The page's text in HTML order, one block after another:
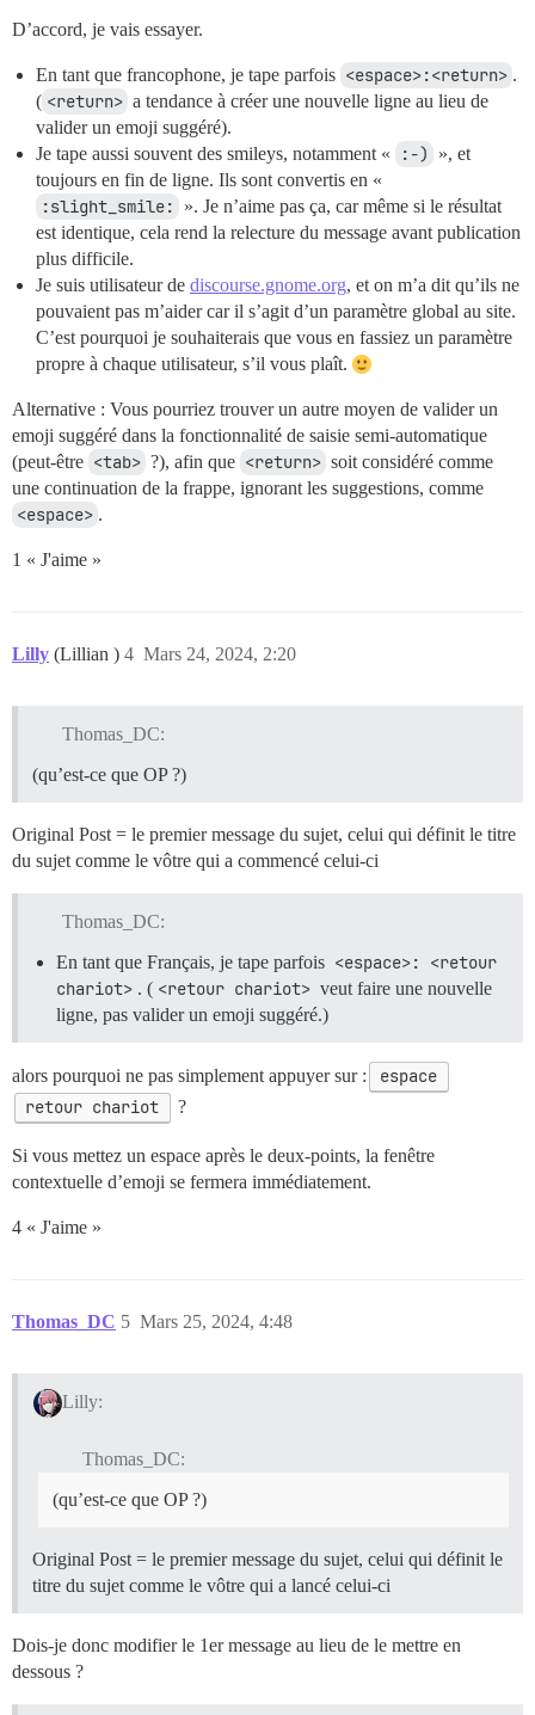
D’accord, je vais essayer.
En tant que francophone, je tape parfois <espace>:<return> .
( <return> a tendance à créer une nouvelle ligne au lieu de
valider un emoji suggéré).
Je tape aussi souvent des smileys, notamment «
:-)
», et
toujours en fin de ligne. Ils sont convertis en «
:slight_smile:
». Je n’aime pas ça, car même si le résultat
est identique, cela rend la relecture du message avant publication
plus difficile.
Je suis utilisateur de discourse.gnome.org, et on m’a dit qu’ils ne
pouvaient pas m’aider car il s’agit d’un paramètre global au site.
C’est pourquoi je souhaiterais que vous en fassiez un paramètre
propre à chaque utilisateur, s’il vous plaît.
Alternative : Vous pourriez trouver un autre moyen de valider un
emoji suggéré dans la fonctionnalité de saisie semi-automatique
(peut-être <tab> ?), afin que <return> soit considéré comme
une continuation de la frappe, ignorant les suggestions, comme
<espace> .
1 « J'aime »
Lilly (Lillian ) Mars 24, 2024, 2:20
4
Thomas_DC:
(qu’est-ce que OP ?)
Original Post = le premier message du sujet, celui qui définit le titre
du sujet comme le vôtre qui a commencé celui-ci
Thomas_DC:
En tant que Français, je tape parfois <espace>: <retour
chariot> . ( <retour chariot> veut faire une nouvelle
ligne, pas valider un emoji suggéré.)
alors pourquoi ne pas simplement appuyer sur :
espace
retour chariot
?
Si vous mettez un espace après le deux-points, la fenêtre
contextuelle d’emoji se fermera immédiatement.
4 « J'aime »
Thomas_DC Mars 25, 2024, 4:48
5
Lilly:
Thomas_DC:
(qu’est-ce que OP ?)
Original Post = le premier message du sujet, celui qui définit le
titre du sujet comme le vôtre qui a lancé celui-ci
Dois-je donc modifier le 1er message au lieu de le mettre en
dessous ?